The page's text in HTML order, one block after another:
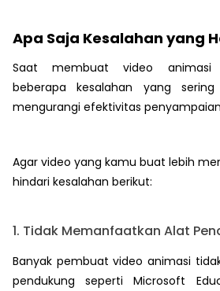
Apa Saja Kesalahan yang
Saat membuat video animasi
beberapa kesalahan yang
mengurangi efektivitas
Agar video yang kamu buat lebih
hindari kesalahan berikut:
1. Tidak Memanfaatkan Alat
Banyak pembuat video animasi
pendukung seperti Microsoft